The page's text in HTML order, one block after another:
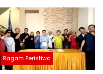
Ragam Peristiwa